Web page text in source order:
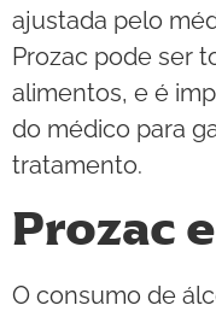
ajustada pelo
Prozac pode ser
alimentos, e é
do médico para
tratamento.
Prozac
O consumo de